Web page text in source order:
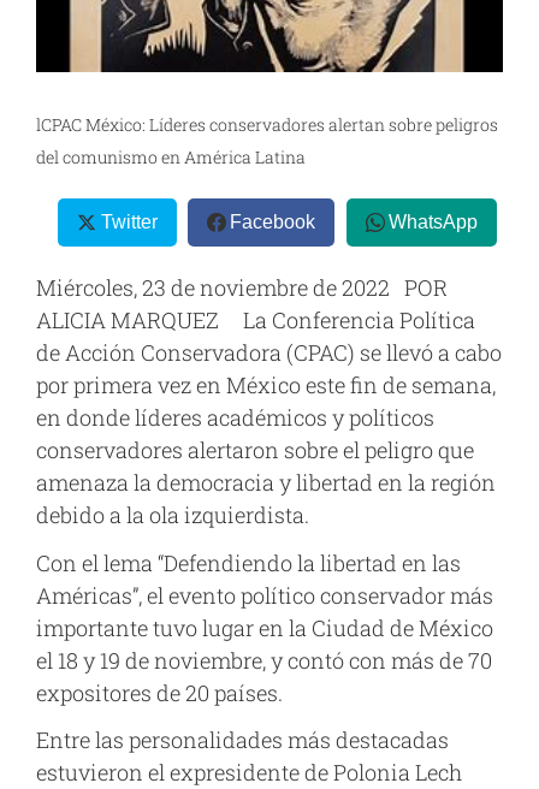
lCPAC México: Líderes conservadores alertan sobre peligros
del comunismo en América Latina
Twitter Facebook WhatsApp
Miércoles, 23 de noviembre de 2022 POR
ALICIA MARQUEZ La Conferencia Política
de Acción Conservadora (CPAC) se llevó a cabo
por primera vez en México este fin de semana,
en donde líderes académicos y políticos
conservadores alertaron sobre el peligro que
amenaza la democracia y libertad en la región
debido a la ola izquierdista.
Con el lema “Defendiendo la libertad en las
Américas”, el evento político conservador más
importante tuvo lugar en la Ciudad de México
el 18 y 19 de noviembre, y contó con más de 70
expositores de 20 países.
Entre las personalidades más destacadas
estuvieron el expresidente de Polonia Lech